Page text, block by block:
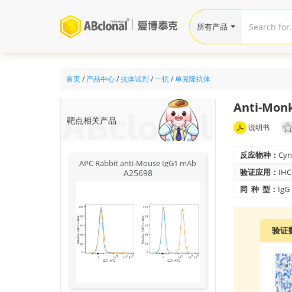
首页/ 产品中心/抗体试剂/一抗/单克隆抗体
靶点相关产品
APC Rabbit anti-Mouse IgG1 mAb
A25698
Anti-
说明书
反应物种：
验证应用：
同 种 型： IgG
验证
所有产品